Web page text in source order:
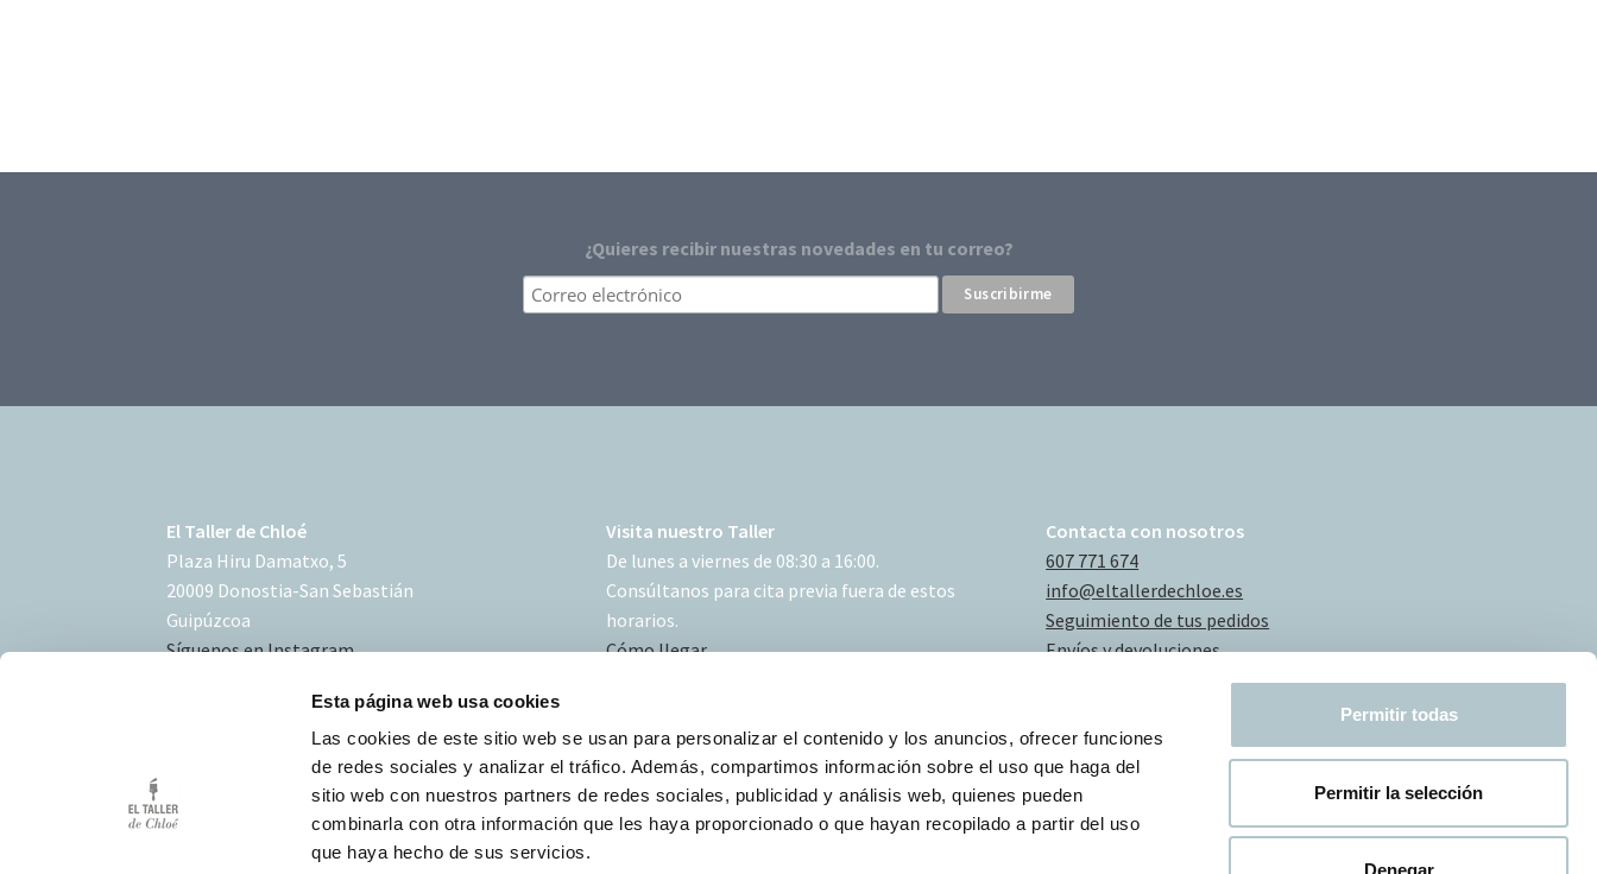
Esta página web usa cookies
Las cookies de este sitio web se usan para personalizar el contenido y los anuncios, ofrecer funciones
de redes sociales y analizar el tráfico. Además, compartimos información sobre el uso que haga del
sitio web con nuestros partners de redes sociales, publicidad y análisis web, quienes pueden
combinarla con otra información que les haya proporcionado o que hayan recopilado a partir del uso
que haya hecho de sus servicios.
Permitir todas
Permitir la selección
Denegar
¿Quieres recibir nuestras novedades en tu correo?
El Taller de Chloé
Plaza Hiru Damatxo, 5
20009 Donostia-San Sebastián
Guipúzcoa
Síguenos en Instagram
Visita nuestro Taller
De lunes a viernes de 08:30 a 16:00.
Consúltanos para cita previa fuera de estos
horarios.
Cómo llegar
Contacta con nosotros
607 771 674
info@eltallerdechloe.es
Seguimiento de tus pedidos
Envíos y devoluciones
Condiciones de uso
Política de Cookies